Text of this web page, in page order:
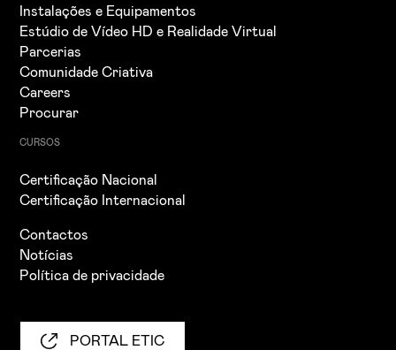
Instalações e Equipamentos
Estúdio de Vídeo HD e Realidade Virtual
Parcerias
Comunidade Criativa
Careers
Procurar
CURSOS
Certificação Nacional
Certificação Internacional
Contactos
Notícias
Política de privacidade
PORTAL ETIC